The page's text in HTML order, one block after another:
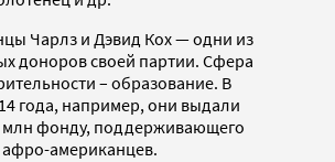
Чарлз и Дэвид Кох — одни из
доноров своей партии. Сфера
– образование. В
года, например, они выдали
млн фонду, поддерживающего
афро-американцев.